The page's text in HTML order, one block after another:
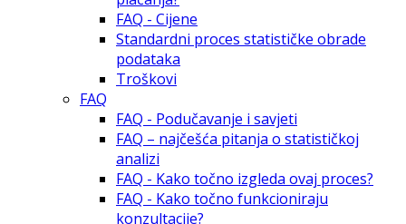
FAQ - Cijene
Standardni proces statističke obrade
podataka
Troškovi
FAQ
FAQ - Podučavanje i savjeti
FAQ – najčešća pitanja o statističkoj
analizi
FAQ - Kako točno izgleda ovaj proces?
FAQ - Kako točno funkcioniraju
konzultacije?